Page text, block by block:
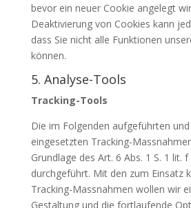
bevor ein neuer Cookie angelegt
Deaktivierung von Cookies kann
dass Sie nicht alle Funktionen
können.
5. Analyse-Tools
Tracking-Tools
Die im Folgenden aufgeführten
eingesetzten Tracking-
Grundlage des Art. 6 Abs. 1 S. 1 lit. f
durchgeführt. Mit den zum Einsatz
Tracking-Massnahmen wollen wir
Gestaltung und die fortlaufende